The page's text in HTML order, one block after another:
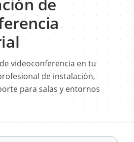
videoconferencia en tu
de instalación,
para salas y entornos